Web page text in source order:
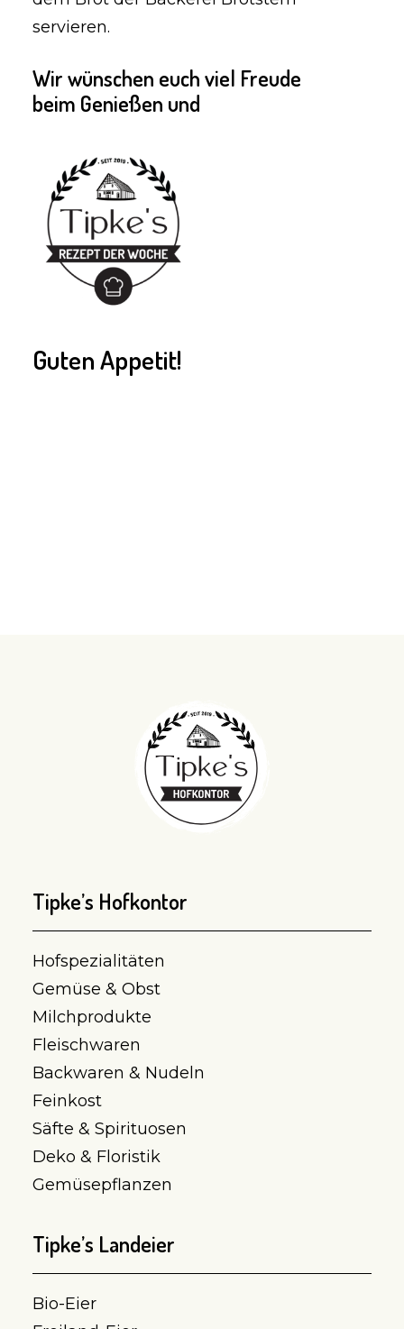
servieren.
Wir wünschen euch viel Freude
beim Genießen und
Guten Appetit!
Tipke’s Hofkontor
Hofspezialitäten
Gemüse & Obst
Milchprodukte
Fleischwaren
Backwaren & Nudeln
Feinkost
Säfte & Spirituosen
Deko & Floristik
Gemüsepflanzen
Tipke’s Landeier
Bio-Eier